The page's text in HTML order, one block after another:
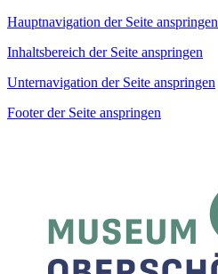
Hauptnavigation der Seite anspringen
Inhaltsbereich der Seite anspringen
Unternavigation der Seite anspringen
Footer der Seite anspringen